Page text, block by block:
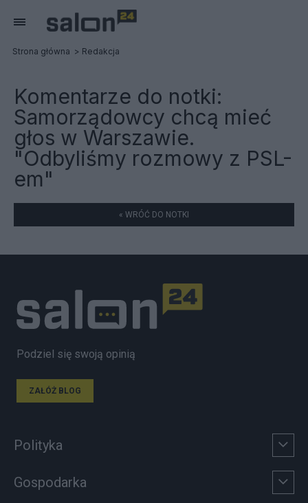
Strona główna Redakcja
Komentarze do notki:
Samorządowcy chcą mieć
głos w Warszawie.
"Odbyliśmy rozmowy z PSL-
em"
« WRÓĆ DO NOTKI
Podziel się swoją opinią
ZAŁÓŻ BLOG
Polityka
Gospodarka